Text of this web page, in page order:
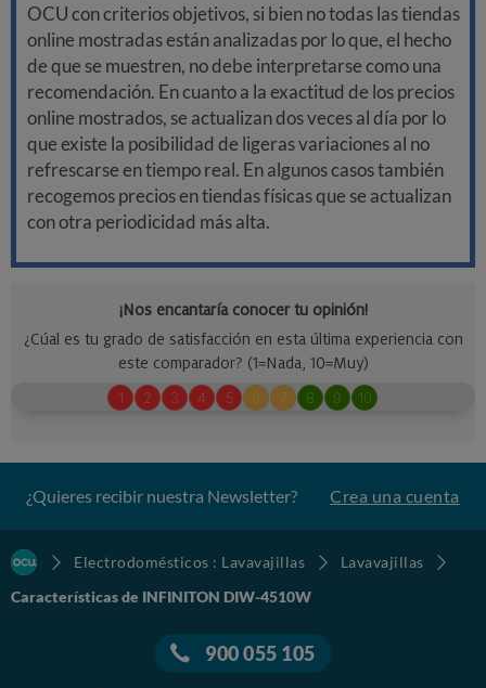
OCU con criterios objetivos, si bien no todas las tiendas
online mostradas están analizadas por lo que, el hecho
de que se muestren, no debe interpretarse como una
recomendación. En cuanto a la exactitud de los precios
online mostrados, se actualizan dos veces al día por lo
que existe la posibilidad de ligeras variaciones al no
refrescarse en tiempo real. En algunos casos también
recogemos precios en tiendas físicas que se actualizan
con otra periodicidad más alta.
¿Quieres recibir nuestra Newsletter? Crea una cuenta
Electrodomésticos : Lavavajillas
Lavavajillas
Características de INFINITON DIW-4510W
900 055 105